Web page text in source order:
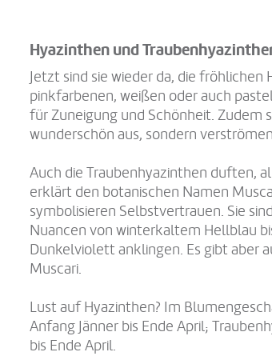
Hyazinthen und
Jetzt sind sie wieder da, die
pinkfarbenen, weißen oder auch
für Zuneigung und Schönheit. Zudem
wunderschön aus, sondern
Auch die Traubenhyazinthen duften,
erklärt den botanischen Namen
symbolisieren Selbstvertrauen. Sie
Nuancen von winterkaltem Hellblau
Dunkelviolett anklingen. Es gibt aber
Muscari.
Lust auf Hyazinthen? Im
Anfang Jänner bis Ende April;
bis Ende April.